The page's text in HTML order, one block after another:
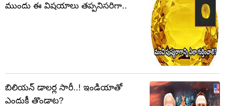
ముందు ఈ విషయాలు తప్పనిసరిగా..
బిలియన్ డాలర్ల సారీ..! ఇండియాతో
ఎందుకీ తొండాట?